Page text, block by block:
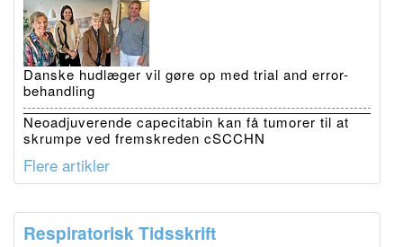
Danske hudlæger vil gøre op med trial and error-
behandling
Neoadjuverende capecitabin kan få tumorer til at
skrumpe ved fremskreden cSCCHN
Flere artikler
Respiratorisk Tidsskrift